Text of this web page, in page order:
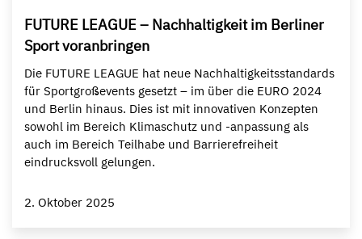
FUTURE LEAGUE – Nachhaltigkeit im Berliner
Sport voranbringen
Die FUTURE LEAGUE hat neue Nachhaltigkeitsstandards
für Sportgroßevents gesetzt – im über die EURO 2024
und Berlin hinaus. Dies ist mit innovativen Konzepten
sowohl im Bereich Klimaschutz und -anpassung als
auch im Bereich Teilhabe und Barrierefreiheit
eindrucksvoll gelungen.
2. Oktober 2025